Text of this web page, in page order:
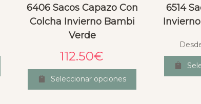
6406 Sacos Capazo Con
Colcha Invierno Bambi
Verde
112.50€
Seleccionar opciones
6514